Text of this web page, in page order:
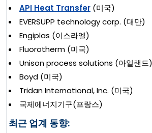
API Heat Transfer (미국)
EVERSUPP technology corp. (대만)
Engiplas (이스라엘)
Fluorotherm (미국)
Unison process solutions (아일랜드)
Boyd (미국)
Tridan International, Inc. (미국)
국제에너지기구(프랑스)
최근 업계 동향: